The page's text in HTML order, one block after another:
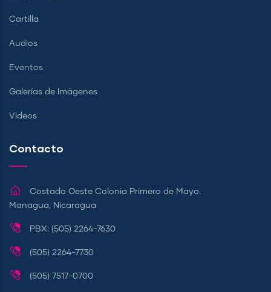
Cartilla
Audios
Eventos
Galerías de Imágenes
Videos
Contacto
Costado Oeste Colonia Primero de Mayo.
Managua, Nicaragua
PBX: (505) 2264-7630
(505) 2264-7730
(505) 7517-0700